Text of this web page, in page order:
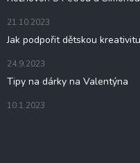
21.10.2023
Jak podpořit dětskou
24.9.2023
Tipy na dárky na Valentýna
10.1.2023